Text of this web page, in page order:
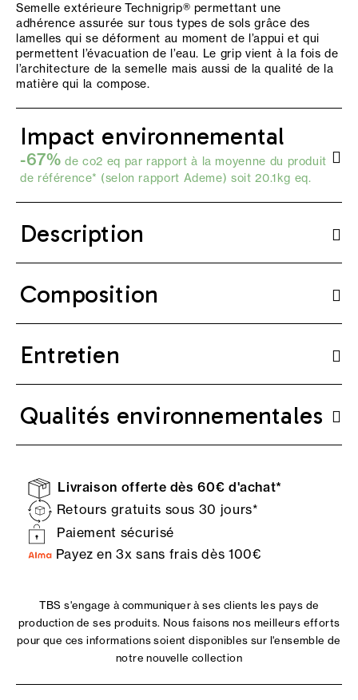
Semelle extérieure Technigrip® permettant une
adhérence assurée sur tous types de sols grâce des
lamelles qui se déforment au moment de l’appui et qui
permettent l’évacuation de l’eau. Le grip vient à la fois de
l’architecture de la semelle mais aussi de la qualité de la
matière qui la compose.
Impact environnemental
-67% de co2 eq par rapport à la moyenne du produit
de référence* (selon rapport Ademe) soit 20.1kg eq.
Description
Composition
Entretien
Qualités environnementales
Livraison offerte dès 60€ d'achat*
Retours gratuits sous 30 jours*
Paiement sécurisé
Payez en 3x sans frais dès 100€
TBS s'engage à communiquer à ses clients les pays de
production de ses produits. Nous faisons nos meilleurs efforts
pour que ces informations soient disponibles sur l'ensemble de
notre nouvelle collection